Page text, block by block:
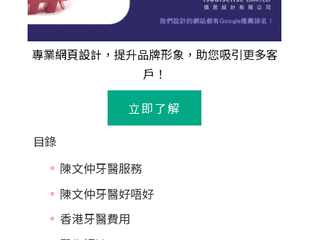
專業網頁設計 ，提升品牌形象，助您吸引更多客
戶！
立即了解
目錄
陳文仲牙醫服務
陳文仲牙醫好唔好
香港牙醫費用